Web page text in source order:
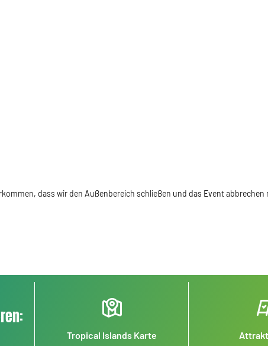
dass wir den Außenbereich schließen und das Event
Tropical Islands Karte